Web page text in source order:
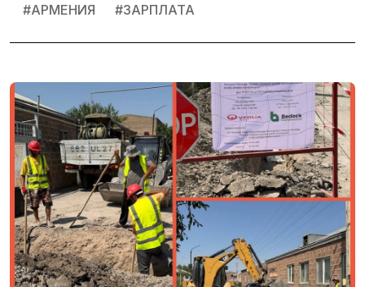
#АРМЕНИЯ #ЗАРПЛАТА